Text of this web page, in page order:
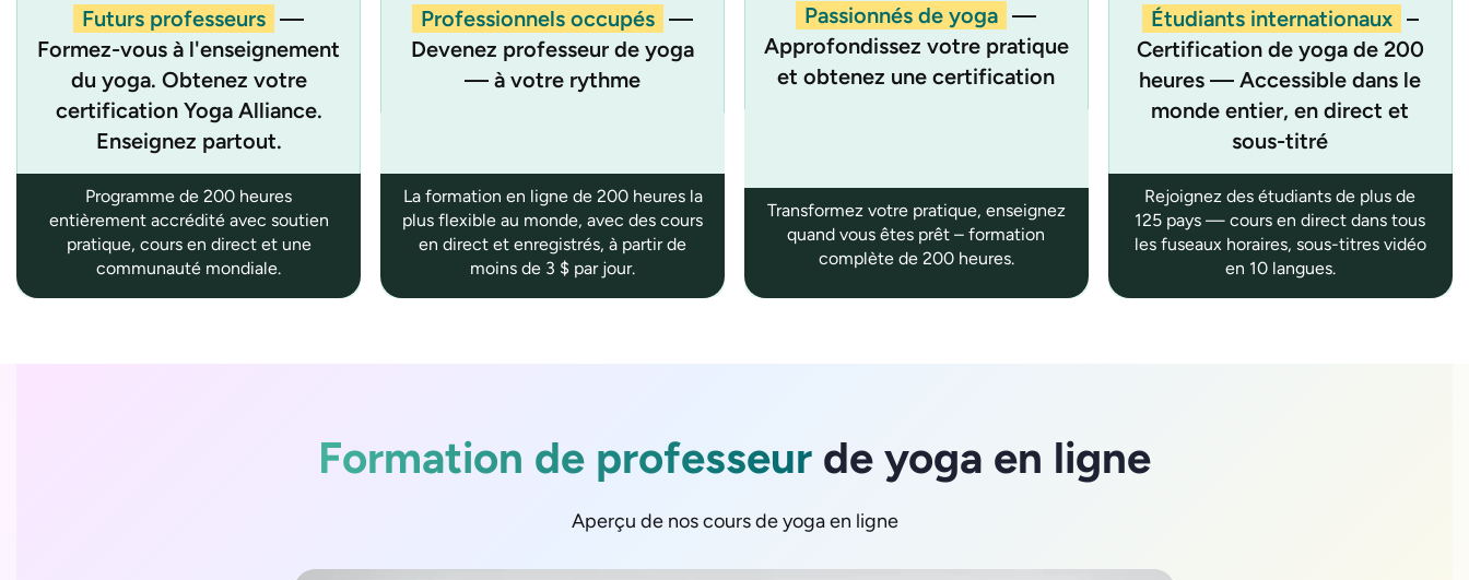
Futurs professeurs —
Formez-vous à l'enseignement
du yoga. Obtenez votre
certification Yoga Alliance.
Enseignez partout.
Programme de 200 heures
entièrement accrédité avec soutien
pratique, cours en direct et une
communauté mondiale.
Professionnels occupés —
Devenez professeur de yoga
— à votre rythme
La formation en ligne de 200 heures la
plus flexible au monde, avec des cours
en direct et enregistrés, à partir de
moins de 3 $ par jour.
Passionnés de yoga —
Approfondissez votre pratique
et obtenez une certification
Transformez votre pratique, enseignez
quand vous êtes prêt – formation
complète de 200 heures.
Étudiants internationaux –
Certification de yoga de 200
heures — Accessible dans le
monde entier, en direct et
sous-titré
Rejoignez des étudiants de plus de
125 pays — cours en direct dans tous
les fuseaux horaires, sous-titres vidéo
en 10 langues.
Formation de professeur de yoga en ligne
Aperçu de nos cours de yoga en ligne